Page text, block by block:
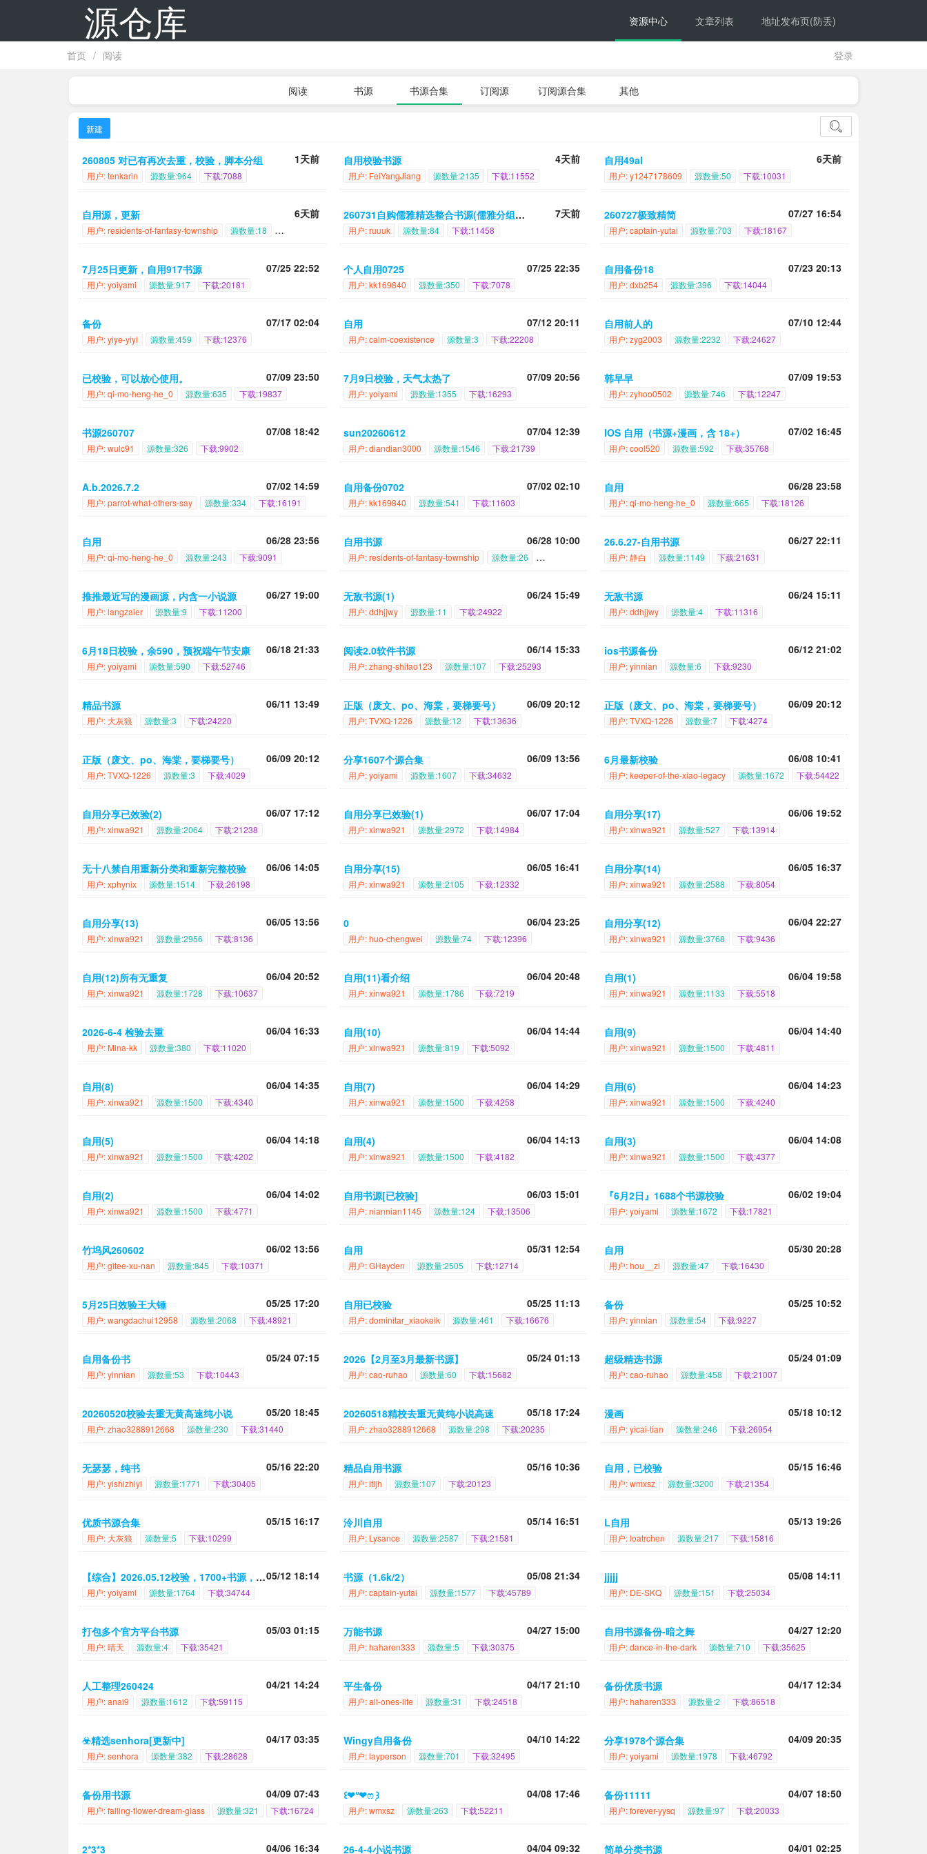
源仓库 资源中心 文章列表 地址发布页(防丢)
首页 / 阅读 登录
阅读 书源 书源合集 订阅源 订阅源合集 其他
新建
260805 对已有再次去重，校验，脚本分组 1天前
用户: tenkarin 源数量:964 下载:7088
自用校验书源 4天前
用户: FeiYangJiang 源数量:2135 下载:11552
自用49al 6天前
用户: y1247178609 源数量:50 下载:10031
自用源，更新 6天前
用户: residents-of-fantasy-township 源数量:18
260731自购儒雅精选整合书源(儒雅分组最好) 7天前
用户: ruuuk 源数量:84 下载:11458
260727极致精简 07/27 16:54
用户: captain-yutai 源数量:703 下载:18167
7月25日更新，自用917书源 07/25 22:52
用户: yoiyami 源数量:917 下载:20181
个人自用0725 07/25 22:35
用户: kk169840 源数量:350 下载:7078
自用备份18 07/23 20:13
用户: dxb254 源数量:396 下载:14044
备份 07/17 02:04
用户: yiye-yiyi 源数量:459 下载:12376
自用 07/12 20:11
用户: calm-coexistence 源数量:3 下载:22208
自用前人的 07/10 12:44
用户: zyg2003 源数量:2232 下载:24627
已校验，可以放心使用。 07/09 23:50
用户: qi-mo-heng-he_0 源数量:635 下载:19837
7月9日校验，天气太热了 07/09 20:56
用户: yoiyami 源数量:1355 下载:16293
韩早早 07/09 19:53
用户: zyhoo0502 源数量:746 下载:12247
书源260707 07/08 18:42
用户: wulc91 源数量:326 下载:9902
sun20260612 07/04 12:39
用户: diandian3000 源数量:1546 下载:21739
IOS 自用（书源+漫画，含 18+） 07/02 16:45
用户: cool520 源数量:592 下载:35768
A.b.2026.7.2 07/02 14:59
用户: parrot-what-others-say 源数量:334 下载:16191
自用备份0702 07/02 02:10
用户: kk169840 源数量:541 下载:11603
自用 06/28 23:58
用户: qi-mo-heng-he_0 源数量:665 下载:18126
自用 06/28 23:56
用户: qi-mo-heng-he_0 源数量:243 下载:9091
自用书源 06/28 10:00
用户: residents-of-fantasy-township 源数量:26
26.6.27-自用书源 06/27 22:11
用户: 静白 源数量:1149 下载:21631
推推最近写的漫画源，内含一小说源 06/27 19:00
用户: langzaier 源数量:9 下载:11200
无敌书源(1) 06/24 15:49
用户: ddhjjwy 源数量:11 下载:24922
无敌书源 06/24 15:11
用户: ddhjjwy 源数量:4 下载:11316
6月18日校验，余590，预祝端午节安康 06/18 21:33
用户: yoiyami 源数量:590 下载:52746
阅读2.0软件书源 06/14 15:33
用户: zhang-shitao123 源数量:107 下载:25293
ios书源备份 06/12 21:02
用户: yinnian 源数量:6 下载:9230
精品书源 06/11 13:49
用户: 大灰狼 源数量:3 下载:24220
正版（废文、po、海棠，要梯要号） 06/09 20:12
用户: TVXQ-1226 源数量:12 下载:13636
正版（废文、po、海棠，要梯要号） 06/09 20:12
用户: TVXQ-1226 源数量:7 下载:4274
正版（废文、po、海棠，要梯要号） 06/09 20:12
用户: TVXQ-1226 源数量:3 下载:4029
分享1607个源合集 06/09 13:56
用户: yoiyami 源数量:1607 下载:34632
6月最新校验 06/08 10:41
用户: keeper-of-the-xiao-legacy 源数量:1672 下载:54422
自用分享已效验(2) 06/07 17:12
用户: xinwa921 源数量:2064 下载:21238
自用分享已效验(1) 06/07 17:04
用户: xinwa921 源数量:2972 下载:14984
自用分享(17) 06/06 19:52
用户: xinwa921 源数量:527 下载:13914
无十八禁自用重新分类和重新完整校验 06/06 14:05
用户: xphynix 源数量:1514 下载:26198
自用分享(15) 06/05 16:41
用户: xinwa921 源数量:2105 下载:12332
自用分享(14) 06/05 16:37
用户: xinwa921 源数量:2588 下载:8054
自用分享(13) 06/05 13:56
用户: xinwa921 源数量:2956 下载:8136
0 06/04 23:25
用户: huo-chengwei 源数量:74 下载:12396
自用分享(12) 06/04 22:27
用户: xinwa921 源数量:3768 下载:9436
自用(12)所有无重复 06/04 20:52
用户: xinwa921 源数量:1728 下载:10637
自用(11)看介绍 06/04 20:48
用户: xinwa921 源数量:1786 下载:7219
自用(1) 06/04 19:58
用户: xinwa921 源数量:1133 下载:5518
2026-6-4 检验去重 06/04 16:33
用户: Mina-kk 源数量:380 下载:11020
自用(10) 06/04 14:44
用户: xinwa921 源数量:819 下载:5092
自用(9) 06/04 14:40
用户: xinwa921 源数量:1500 下载:4811
自用(8) 06/04 14:35
用户: xinwa921 源数量:1500 下载:4340
自用(7) 06/04 14:29
用户: xinwa921 源数量:1500 下载:4258
自用(6) 06/04 14:23
用户: xinwa921 源数量:1500 下载:4240
自用(5) 06/04 14:18
用户: xinwa921 源数量:1500 下载:4202
自用(4) 06/04 14:13
用户: xinwa921 源数量:1500 下载:4182
自用(3) 06/04 14:08
用户: xinwa921 源数量:1500 下载:4377
自用(2) 06/04 14:02
用户: xinwa921 源数量:1500 下载:4771
自用书源[已校验] 06/03 15:01
用户: niannian1145 源数量:124 下载:13506
『6月2日』1688个书源校验 06/02 19:04
用户: yoiyami 源数量:1672 下载:17821
竹坞风260602 06/02 13:56
用户: gitee-xu-nan 源数量:845 下载:10371
自用 05/31 12:54
用户: GHayden 源数量:2505 下载:12714
自用 05/30 20:28
用户: hou__zi 源数量:47 下载:16430
5月25日效验王大锤 05/25 17:20
用户: wangdachui12958 源数量:2068 下载:48921
自用已校验 05/25 11:13
用户: dominitar_xiaokeik 源数量:461 下载:16676
备份 05/25 10:52
用户: yinnian 源数量:54 下载:9227
自用备份书 05/24 07:15
用户: yinnian 源数量:53 下载:10443
2026【2月至3月最新书源】 05/24 01:13
用户: cao-ruhao 源数量:60 下载:15682
超级精选书源 05/24 01:09
用户: cao-ruhao 源数量:458 下载:21007
20260520校验去重无黄高速纯小说 05/20 18:45
用户: zhao3288912668 源数量:230 下载:31440
20260518精校去重无黄纯小说高速 05/18 17:24
用户: zhao3288912668 源数量:298 下载:20235
漫画 05/18 10:12
用户: yicai-tian 源数量:246 下载:26954
无瑟瑟，纯书 05/16 22:20
用户: yishizhiyi 源数量:1771 下载:30405
精品自用书源 05/16 10:36
用户: itljh 源数量:107 下载:20123
自用，已校验 05/15 16:46
用户: wmxsz 源数量:3200 下载:21354
优质书源合集 05/15 16:17
用户: 大灰狼 源数量:5 下载:10299
泠川自用 05/14 16:51
用户: Lysance 源数量:2587 下载:21581
L自用 05/13 19:26
用户: loatrchen 源数量:217 下载:15816
【综合】2026.05.12校验，1700+书源，长期有效05/12 18:14
用户: yoiyami 源数量:1764 下载:34744
书源（1.6k/2） 05/08 21:34
用户: captain-yutai 源数量:1577 下载:45789
jjjjj 05/08 14:11
用户: DE-SKQ 源数量:151 下载:25034
打包多个官方平台书源 05/03 01:15
用户: 晴天 源数量:4 下载:35421
万能书源 04/27 15:00
用户: haharen333 源数量:5 下载:30375
自用书源备份-暗之舞 04/27 12:20
用户: dance-in-the-dark 源数量:710 下载:35625
人工整理260424 04/21 14:24
用户: anai9 源数量:1612 下载:59115
平生备份 04/17 21:10
用户: all-ones-life 源数量:31 下载:24518
备份优质书源 04/17 12:34
用户: haharen333 源数量:2 下载:86518
☣️精选senhora[更新中] 04/17 03:35
用户: senhora 源数量:382 下载:28628
Wingy自用备份 04/10 14:22
用户: layperson 源数量:701 下载:32495
分享1978个源合集 04/09 20:35
用户: yoiyami 源数量:1978 下载:46792
备份用书源 04/09 07:43
用户: falling-flower-dream-glass 源数量:321 下载:16724
꒰❤ᐡ❤ෆ ͙꒱ 04/08 17:46
用户: wmxsz 源数量:263 下载:52211
备份11111 04/07 18:50
用户: forever-yysq 源数量:97 下载:20033
2*3*3 04/06 16:34 26-4-4小说书源 04/04 09:32 简单分类书源 04/01 02:25